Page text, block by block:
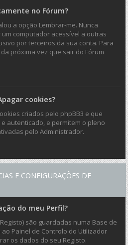
no Fórum?
a opção Lembrar-me. Nunca
computador acessível a outras
por terceiros da sua conta. Para
próxima vez que sair do Fórum
cookies?
criados pelo phpBB3 e que
autenticado, e permitem o pleno
pelo Administrador.
E CONFIGURAÇÕES DE
do meu Perfil?
são guardadas numa Base de
Painel de Controlo do Utilizador
os dados do seu Registo.